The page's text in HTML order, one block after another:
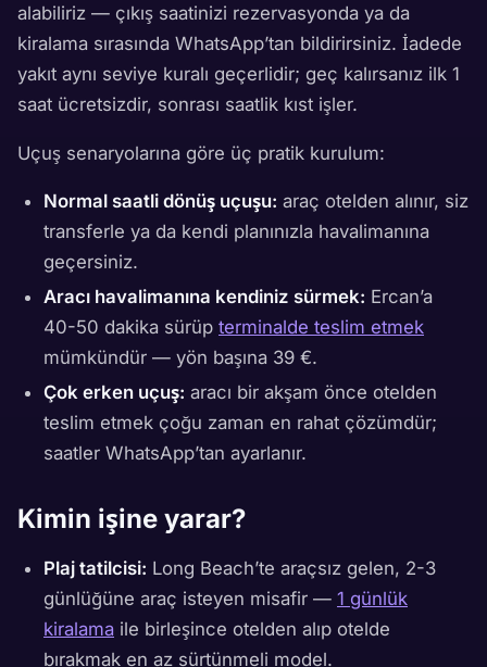
alabiliriz — çıkış saatinizi rezervasyonda ya da
kiralama sırasında WhatsApp’tan bildirirsiniz. İadede
yakıt aynı seviye kuralı geçerlidir; geç kalırsanız ilk 1
saat ücretsizdir, sonrası saatlik kıst işler.
Uçuş senaryolarına göre üç pratik kurulum:
Normal saatli dönüş uçuşu: araç otelden alınır, siz
transferle ya da kendi planınızla havalimanına
geçersiniz.
Aracı havalimanına kendiniz sürmek: Ercan’a
40-50 dakika sürüp terminalde teslim etmek
mümkündür — yön başına 39 €.
Çok erken uçuş: aracı bir akşam önce otelden
teslim etmek çoğu zaman en rahat çözümdür;
saatler WhatsApp’tan ayarlanır.
Kimin işine yarar?
Plaj tatilcisi: Long Beach’te araçsız gelen, 2-3
günlüğüne araç isteyen misafir — 1 günlük
kiralama ile birleşince otelden alıp otelde
bırakmak en az sürtünmeli model.